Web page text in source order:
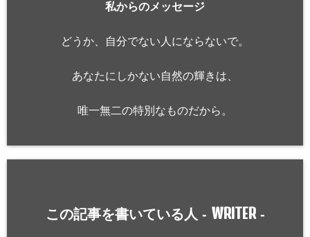
私からのメッセージ
どうか、自分でない人にならないで。
あなたにしかない自然の輝きは、
唯一無二の特別なものだから。
この記事を書いている人 - WRITER-